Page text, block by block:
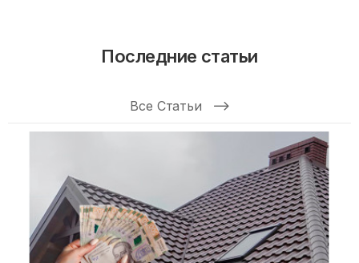
Последние статьи
Все Статьи